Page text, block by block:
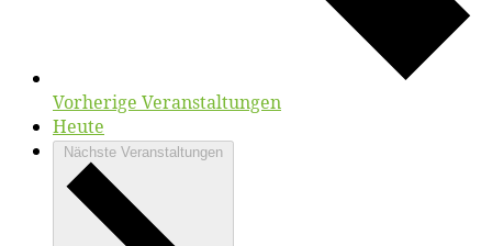
Vorherige Veranstaltungen
Heute
Nächste Veranstaltungen